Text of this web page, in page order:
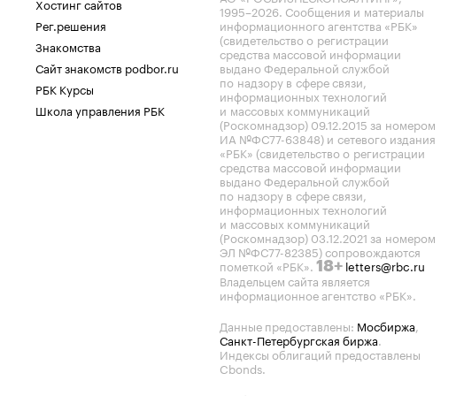
Хостинг сайтов
Рег.решения
Знакомства
Сайт знакомств podbor.ru
РБК Курсы
Школа управления РБК
1995–2026. Сообщения и материалы
информационного агентства «РБК»
(свидетельство о регистрации
средства массовой информации
выдано Федеральной службой
по надзору в сфере связи,
информационных технологий
и массовых коммуникаций
(Роскомнадзор) 09.12.2015 за номером
ИА №ФС77-63848) и сетевого издания
«РБК» (свидетельство о регистрации
средства массовой информации
выдано Федеральной службой
по надзору в сфере связи,
информационных технологий
и массовых коммуникаций
(Роскомнадзор) 03.12.2021 за номером
ЭЛ №ФС77-82385) сопровождаются
пометкой «РБК». 18+ letters@rbc.ru
Владельцем сайта является
информационное агентство «РБК».
Данные предоставлены: Мосбиржа,
Санкт-Петербургская биржа.
Индексы облигаций предоставлены
Cbonds.